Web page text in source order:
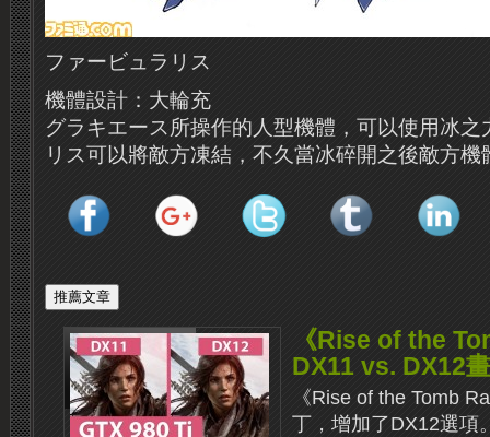
ファービュラリス
機體設計：大輪充
グラキエース所操作的人型機體，可以使用冰
リス可以將敵方凍結，不久當冰碎開之後敵方
《Rise of the
DX11 vs. DX12
《Rise of the Tomb
丁，增加了DX12選項